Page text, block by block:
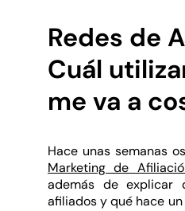
Redes de
Cuál
me va a
Hace unas semanas
Marketing de
además de
afiliados y qué hace